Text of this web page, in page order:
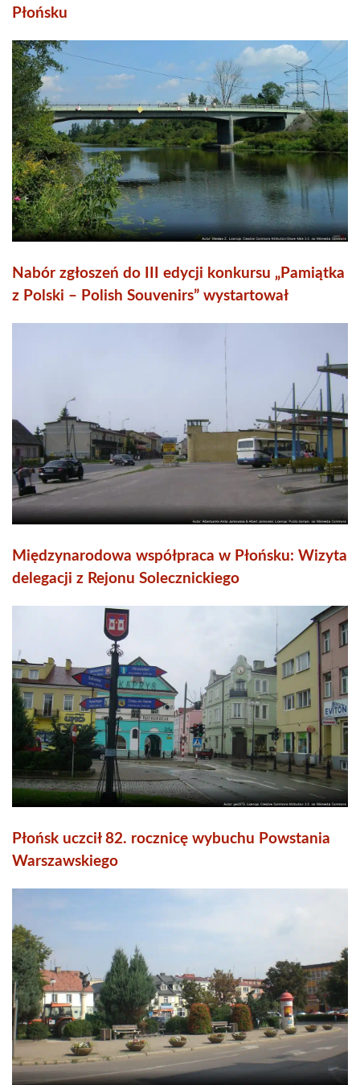
Płońsku
Nabór zgłoszeń do III edycji konkursu „Pamiątka
z Polski – Polish Souvenirs” wystartował
Międzynarodowa współpraca w Płońsku: Wizyta
delegacji z Rejonu Solecznickiego
Płońsk uczcił 82. rocznicę wybuchu Powstania
Warszawskiego